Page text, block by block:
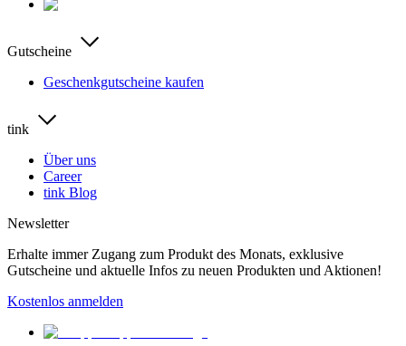
Gutscheine
Geschenkgutscheine kaufen
tink
Über uns
Career
tink Blog
Newsletter
Erhalte immer Zugang zum Produkt des Monats, exklusive
Gutscheine und aktuelle Infos zu neuen Produkten und Aktionen!
Kostenlos anmelden